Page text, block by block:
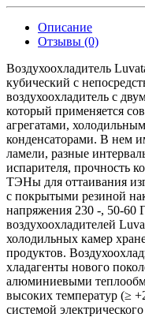
Описание
Отзывы (0)
Воздухоохладитель
кубический с
воздухоохладитель с
который применяется
агрегатами,
конденсаторами. В нем
ламели, разные
испарителя, прочность
ТЭНы для оттаивания
c покрытыми резиной
напряжения 230 ‑, 50-60
воздухоохладителей
холодильных камер
продуктов.
хладагенты нового
алюминиевыми
высоких температур (≥
системой